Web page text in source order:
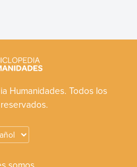
Humanidades. Todos los